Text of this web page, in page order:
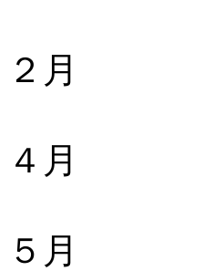
２月 オ
４月 チ
５月 高